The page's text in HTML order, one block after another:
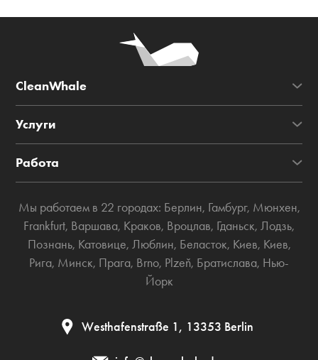
CleanWhale
Услуги
Работа
Мы работаем в 22 городах: Берлин, Гамбург, Мюнхен,
Frankfurt, Варшава, Краков, Вроцлав, Гданьск, Лодзь,
Познань, Катовице, Люблин, Беласток, Киев, Киев,
Рига, Минск, Прага, Brno, Plzeň, Братислава, Нью-
Йорк
Westhafenstraße 1, 13353 Berlin